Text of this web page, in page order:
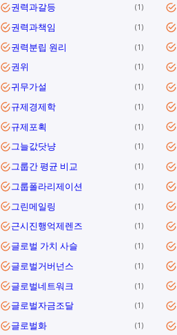
권력과갈등 1
권력과책임 1
권력분립 원리 1
권위 1
귀무가설 1
규제경제학 1
규제포획 1
그늘값닷냥 1
그룹간 평균 비교 1
그룹폴라리제이션 1
그린메일링 1
근시진행억제렌즈 1
글로벌 가치 사슬 1
글로벌거버넌스 1
글로벌네트워크 1
글로벌자금조달 1
글로벌화 1